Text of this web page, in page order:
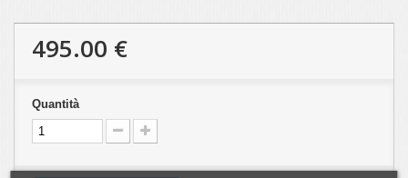
495.00 €
Quantità